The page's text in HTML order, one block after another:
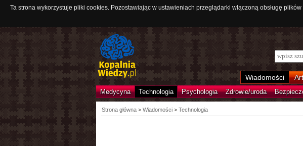
Ta strona wykorzystuje pliki cookies. Pozostawiając w ustawieniach przeglądarki włączoną obsługę
Wiadomości
Medycyna Technologia Psychologia Zdrowie/uroda
Strona główna> Wiadomości > Technologia